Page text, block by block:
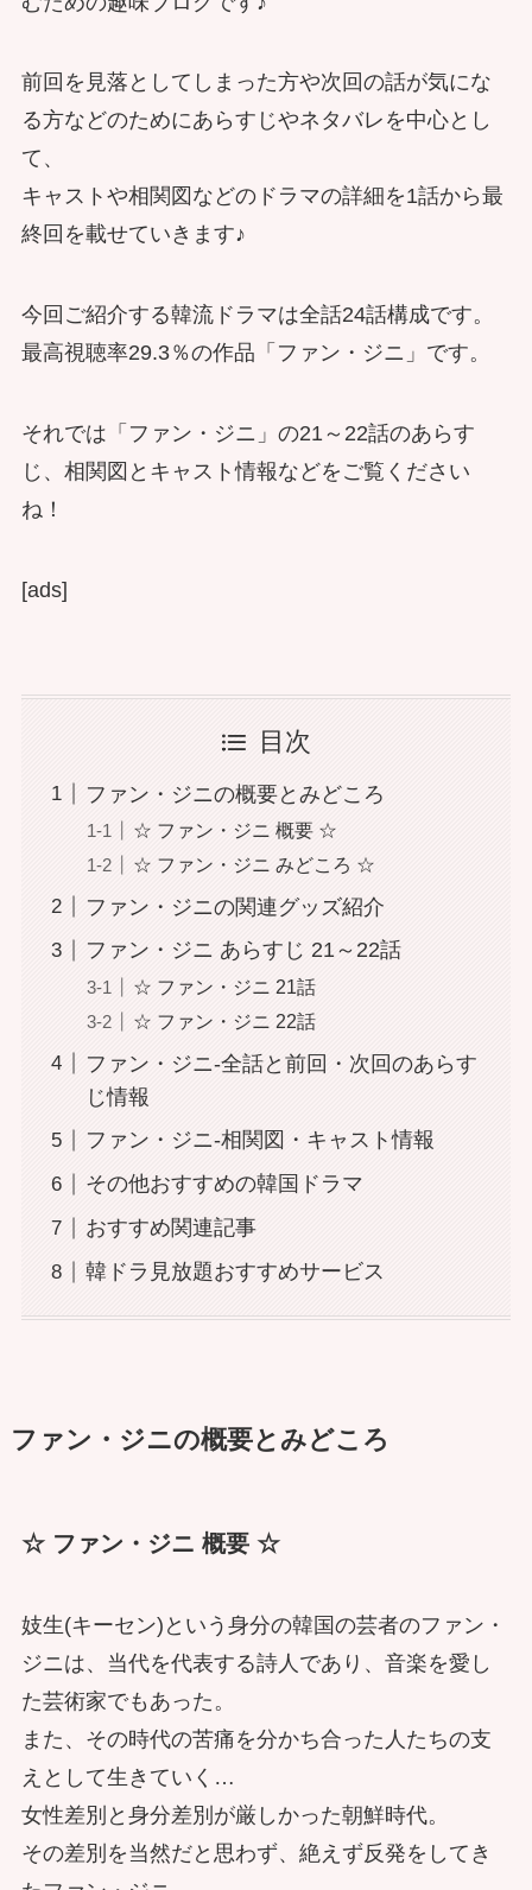
前回を見落としてしまった方や次回の話が気にな
る方などのためにあらすじやネタバレを中心とし
て、
キャストや相関図などのドラマの詳細を1話から最
終回を載せていきます♪
今回ご紹介する韓流ドラマは全話24話構成です。
最高視聴率29.3％の作品「ファン・ジニ」です。
それでは「ファン・ジニ」の21～22話のあらす
じ、相関図とキャスト情報などをご覧ください
ね！
[ads]
目次
ファン・ジニの概要とみどころ
☆ ファン・ジニ 概要 ☆
☆ ファン・ジニ みどころ ☆
ファン・ジニの関連グッズ紹介
ファン・ジニ あらすじ 21～22話
☆ ファン・ジニ 21話
☆ ファン・ジニ 22話
ファン・ジニ-全話と前回・次回のあらす
じ情報
ファン・ジニ-相関図・キャスト情報
その他おすすめの韓国ドラマ
おすすめ関連記事
韓ドラ見放題おすすめサービス
ファン・ジニの概要とみどころ
☆ ファン・ジニ 概要 ☆
妓生(キーセン)という身分の韓国の芸者のファン・
ジニは、当代を代表する詩人であり、音楽を愛し
た芸術家でもあった。
また、その時代の苦痛を分かち合った人たちの支
えとして生きていく…
女性差別と身分差別が厳しかった朝鮮時代。
その差別を当然だと思わず、絶えず反発をしてき